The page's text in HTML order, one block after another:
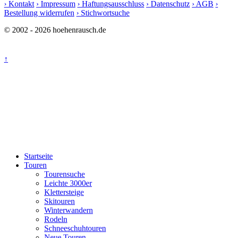
› Kontakt › Impressum › Haftungsausschluss › Datenschutz › AGB ›
Bestellung widerrufen › Stichwortsuche
© 2002 - 2026 hoehenrausch.de
↑
Startseite
Touren
Tourensuche
Leichte 3000er
Klettersteige
Skitouren
Winterwandern
Rodeln
Schneeschuhtouren